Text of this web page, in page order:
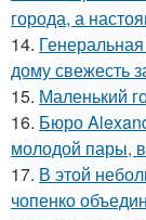
города, а
14.
дому свежесть
15. Маленький
16. Бюро
молодой пары,
17. В этой
чопенко